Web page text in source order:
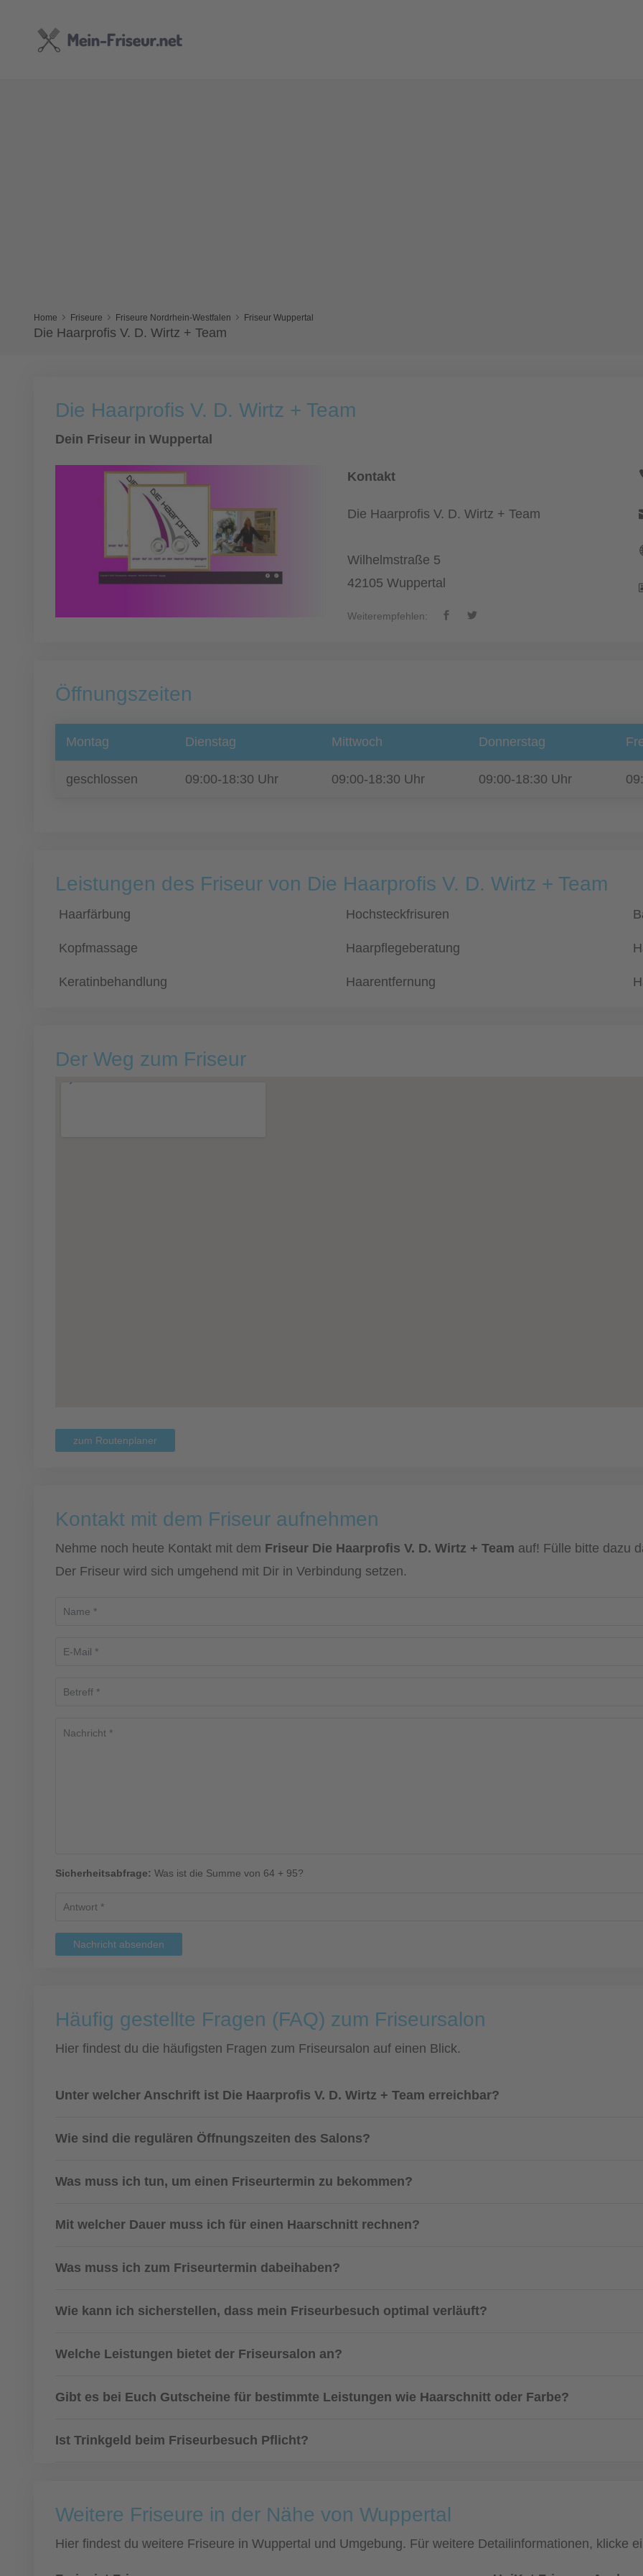
Home Friseure Friseure Nordrhein-Westfalen Friseur Wuppertal
Die Haarprofis V. D. Wirtz + Team
Die Haarprofis V. D. Wirtz + Team
Dein Friseur in Wuppertal
Kontakt
Die Haarprofis V. D. Wirtz + Team
Wilhelmstraße 5
42105 Wuppertal
Weiterempfehlen:
Öffnungszeiten
Montag Dienstag Mittwoch Donnerstag
geschlossen 09:00-18:30 Uhr 09:00-18:30 Uhr 09:00-18:30 Uhr
Leistungen des Friseur von Die Haarprofis V. D. Wirtz + Team
Haarfärbung Hochsteckfrisuren
Kopfmassage Haarpflegeberatung
Keratinbehandlung Haarentfernung
Der Weg zum Friseur
zum Routenplaner
Kontakt mit dem Friseur aufnehmen
Nehme noch heute Kontakt mit dem Friseur Die Haarprofis V. D. Wirtz + Team auf! Fülle bitte dazu
Der Friseur wird sich umgehend mit Dir in Verbindung setzen.
Sicherheitsabfrage: Was ist die Summe von 64 + 95?
Nachricht absenden
Häufig gestellte Fragen (FAQ) zum Friseursalon
Hier findest du die häufigsten Fragen zum Friseursalon auf einen Blick.
Unter welcher Anschrift ist Die Haarprofis V. D. Wirtz + Team erreichbar?
Wie sind die regulären Öffnungszeiten des Salons?
Was muss ich tun, um einen Friseurtermin zu bekommen?
Mit welcher Dauer muss ich für einen Haarschnitt rechnen?
Was muss ich zum Friseurtermin dabeihaben?
Wie kann ich sicherstellen, dass mein Friseurbesuch optimal verläuft?
Welche Leistungen bietet der Friseursalon an?
Gibt es bei Euch Gutscheine für bestimmte Leistungen wie Haarschnitt oder Farbe?
Ist Trinkgeld beim Friseurbesuch Pflicht?
Weitere Friseure in der Nähe von Wuppertal
Hier findest du weitere Friseure in Wuppertal und Umgebung. Für weitere Detailinformationen, klicke